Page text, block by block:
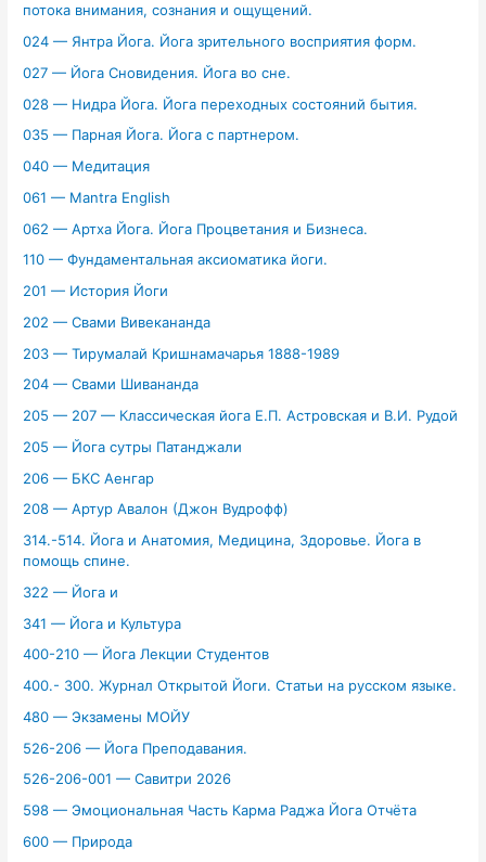
потока внимания, сознания и ощущений.
024 — Янтра Йога. Йога зрительного восприятия форм.
027 — Йога Сновидения. Йога во сне.
028 — Нидра Йога. Йога переходных состояний бытия.
035 — Парная Йога. Йога с партнером.
040 — Медитация
061 — Mantra English
062 — Артха Йога. Йога Процветания и Бизнеса.
110 — Фундаментальная аксиоматика йоги.
201 — История Йоги
202 — Свами Вивекананда
203 — Тирумалай Кришнамачарья 1888-1989
204 — Свами Шивананда
205 — 207 — Классическая йога Е.П. Астровская и В.И. Рудой
205 — Йога сутры Патанджали
206 — БКС Аенгар
208 — Артур Авалон (Джон Вудрофф)
314.-514. Йога и Анатомия, Медицина, Здоровье. Йога в
помощь спине.
322 — Йога и
341 — Йога и Культура
400-210 — Йога Лекции Студентов
400.- 300. Журнал Открытой Йоги. Статьи на русском языке.
480 — Экзамены МОЙУ
526-206 — Йога Преподавания.
526-206-001 — Савитри 2026
598 — Эмоциональная Часть Карма Раджа Йога Отчёта
600 — Природа